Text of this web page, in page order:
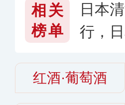
相关
榜单
日本
行，
红酒·葡萄酒